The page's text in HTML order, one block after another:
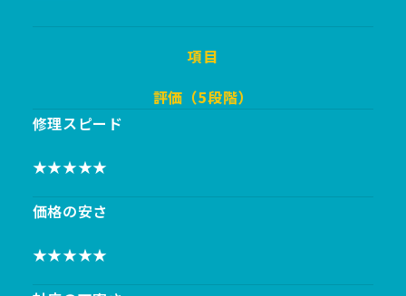
項目
評価（5段階）
修理スピード
★★★★★
価格の安さ
★★★★★